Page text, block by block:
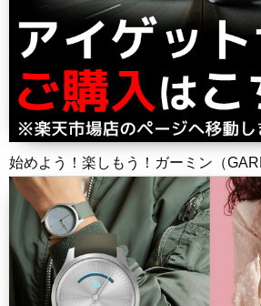
始めよう！楽しもう！ガーミン（